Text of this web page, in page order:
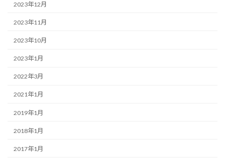
2023年12月
2023年11月
2023年10月
2023年1月
2022年3月
2021年1月
2019年1月
2018年1月
2017年1月